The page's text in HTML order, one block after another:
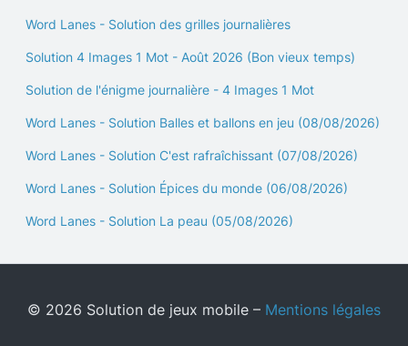
Word Lanes - Solution des grilles journalières
Solution 4 Images 1 Mot - Août 2026 (Bon vieux temps)
Solution de l'énigme journalière - 4 Images 1 Mot
Word Lanes - Solution Balles et ballons en jeu (08/08/2026)
Word Lanes - Solution C'est rafraîchissant (07/08/2026)
Word Lanes - Solution Épices du monde (06/08/2026)
Word Lanes - Solution La peau (05/08/2026)
© 2026 Solution de jeux mobile – Mentions légales